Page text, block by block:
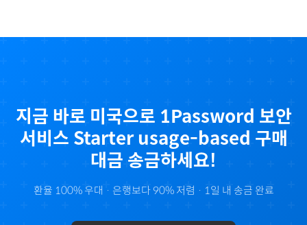
지금 바로 미국으로 1Password 보안
서비스 Starter usage-based 구매
대금 송금하세요!
환율 100% 우대 · 은행보다 90% 저렴 · 1일 내 송금 완료